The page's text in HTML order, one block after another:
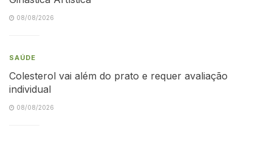
08/08/2026
SAÚDE
Colesterol vai além do prato e requer avaliação
individual
08/08/2026